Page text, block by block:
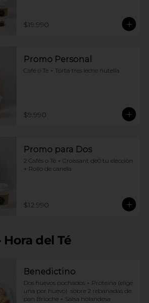
$19.990
Promo Personal
Café o Té + Torta tres leche nutella
$9.990
Promo para Dos
2 Cafés o Té + Croissant de0 tu elección
+ Rollo de canela
$12.990
del Té
Benedictino
Dos huevos pochados + Proteina (elige
una por huevo)  sobre 2 rebanadas de
pan Brioche + Salsa holandesa